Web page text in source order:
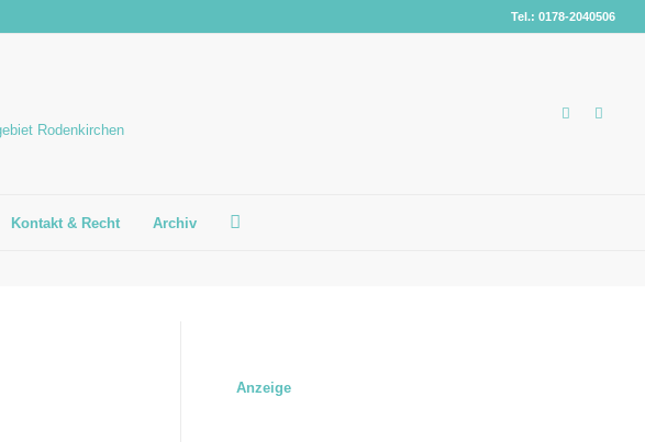
Tel.: 0178-2040506
Kontakt & Recht Archiv
Anzeige